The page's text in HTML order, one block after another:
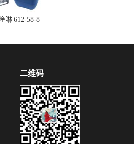
啉|612-58-8
二维码